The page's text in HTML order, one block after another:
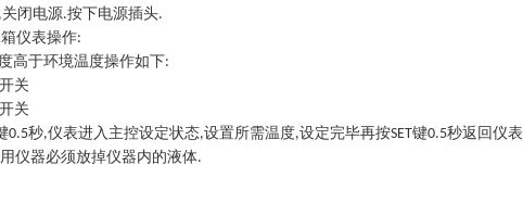
,关闭电源.按下电源插头.
仪表操作:
高于环境温度操作如下:
关
关
0.5秒,仪表进入主控设定状态,设置所需温度,设定完毕再按SET键0.5秒返回仪
仪器必须放掉仪器内的液体.